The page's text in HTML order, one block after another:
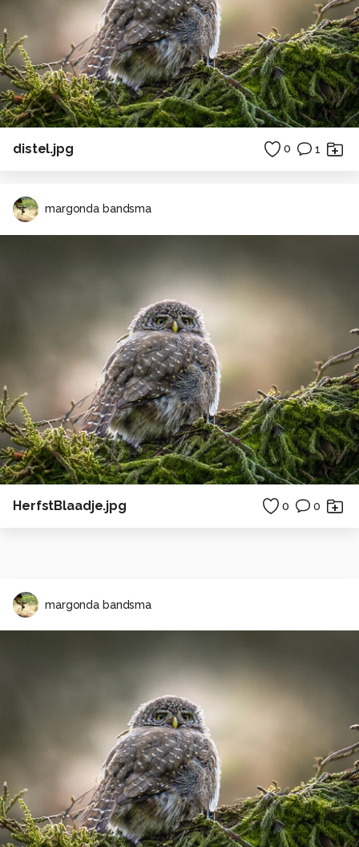
distel.jpg 0 1
margonda bandsma
HerfstBlaadje.jpg 0 0
margonda bandsma